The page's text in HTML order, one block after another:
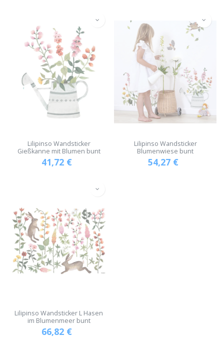
Lilipinso Wandsticker
Gießkanne mit Blumen bunt
41,72 €
Lilipinso Wandsticker
Blumenwiese bunt
54,27 €
Lilipinso Wandsticker L Hasen
im Blumenmeer bunt
66,82 €